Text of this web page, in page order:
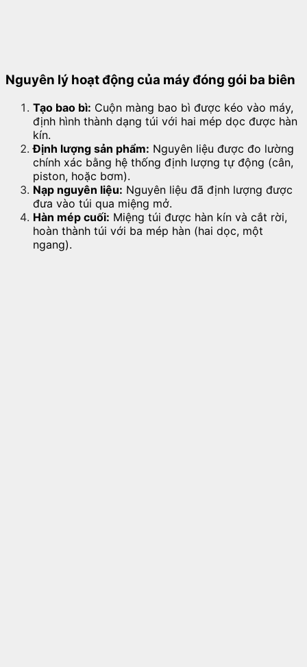
Nguyên lý hoạt động của máy đóng gói ba biên
Tạo bao bì: Cuộn màng bao bì được kéo vào máy,
định hình thành dạng túi với hai mép dọc được hàn
kín.
Định lượng sản phẩm: Nguyên liệu được đo lường
chính xác bằng hệ thống định lượng tự động (cân,
piston, hoặc bơm).
Nạp nguyên liệu: Nguyên liệu đã định lượng được
đưa vào túi qua miệng mở.
Hàn mép cuối: Miệng túi được hàn kín và cắt rời,
hoàn thành túi với ba mép hàn (hai dọc, một
ngang).